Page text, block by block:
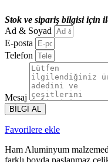
Stok ve sipariş bilgisi için
Ad & Soyad
E-posta
Telefon
Mesaj
BİLGİ AL
Favorilere ekle
Ham Aluminyum
farklı boyda paslanmaz